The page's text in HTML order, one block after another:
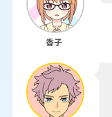
香子